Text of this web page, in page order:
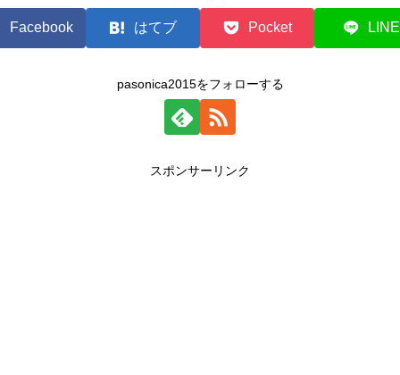
Facebook はてブ Pocket LINE
pasonica2015をフォローする
スポンサーリンク